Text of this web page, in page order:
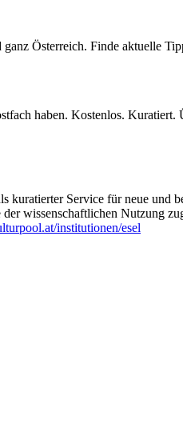
Österreich. Finde aktuelle
haben. Kostenlos. Kuratiert.
Service für neue und
wissenschaftlichen Nutzung
institutionen/esel